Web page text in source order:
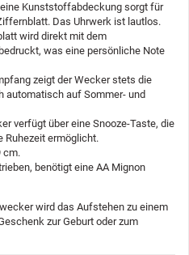
Kunststoffabdeckung sorgt für
Das Uhrwerk ist lautlos.
wird direkt mit dem
was eine persönliche Note
zeigt der Wecker stets die
automatisch auf Sommer- und
verfügt über eine Snooze-Taste, die
Ruhezeit ermöglicht.
cm.
benötigt eine AA Mignon
wird das Aufstehen zu einem
zur Geburt oder zum